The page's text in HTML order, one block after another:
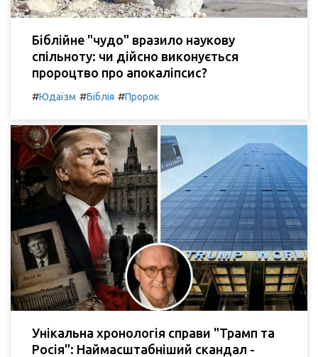
Біблійне "чудо" вразило наукову
спільноту: чи дійсно виконується
пророцтво про апокаліпсис?
#Юдаїзм #Біблія #Пророк
Унікальна хронологія справи "Трамп та
Росія": Наймасштабніший скандал -